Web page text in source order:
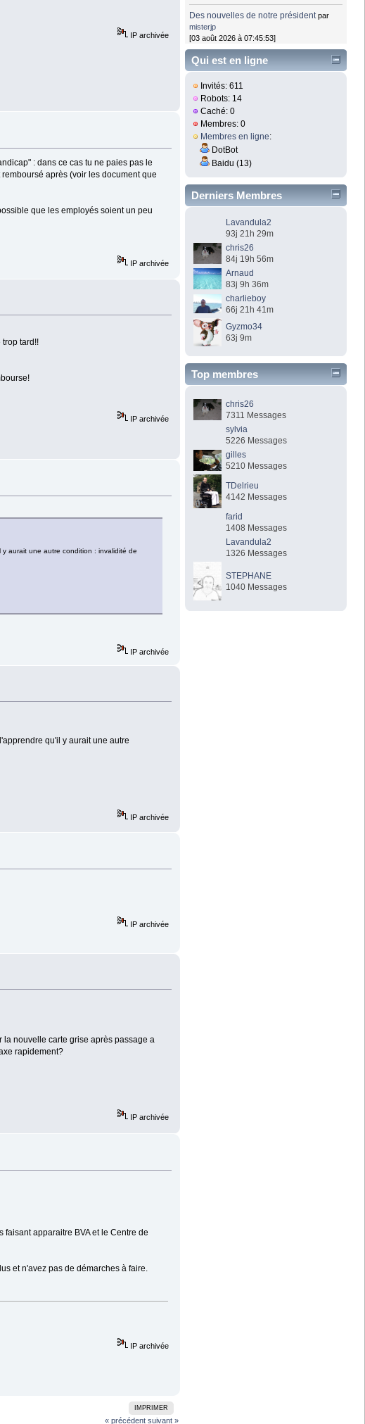
IP archivée
: dans ce cas tu ne paies pas le
après (voir les document que
que les employés soient un peu
IP archivée
tard!!
IP archivée
aurait une autre condition : invalidité de
IP archivée
qu'il y aurait une autre
IP archivée
IP archivée
nouvelle carte grise après passage a
rapidement?
IP archivée
apparaitre BVA et le Centre de
et n'avez pas de démarches à faire.
IP archivée
IMPRIMER
« précédent suivant »
Des nouvelles de notre président par
misterjp
[03 août 2026 à 07:45:53]
Qui est en ligne
Invités: 611
Robots: 14
Caché: 0
Membres: 0
Membres en ligne:
DotBot
Baidu (13)
Derniers Membres
Lavandula2
93j 21h 29m
chris26
84j 19h 56m
Arnaud
83j 9h 36m
charlieboy
66j 21h 41m
Gyzmo34
63j 9m
Top membres
chris26
7311 Messages
sylvia
5226 Messages
gilles
5210 Messages
TDelrieu
4142 Messages
farid
1408 Messages
Lavandula2
1326 Messages
STEPHANE
1040 Messages